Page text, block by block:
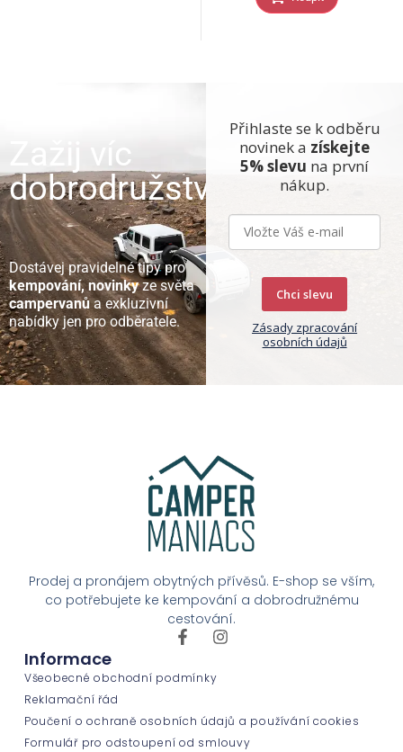
Zažij víc
dobrodružství
Dostávej pravidelné tipy pro
kempování, novinkyze světa
campervanůa exkluzivní
nabídky jen pro odběratele.
Přihlaste se k odběru
novinek a získejte
5% slevu na první
nákup.
Chci slevu
Zásady zpracování
osobních údajů
Prodej a pronájem obytných přívěsů. E-shop se vším,
co potřebujete ke kempování a dobrodružnému
cestování.
Informace
Všeobecné obchodní podmínky
Reklamační řád
Poučení o ochraně osobních údajů a používání cookies
Formulář pro odstoupení od smlouvy